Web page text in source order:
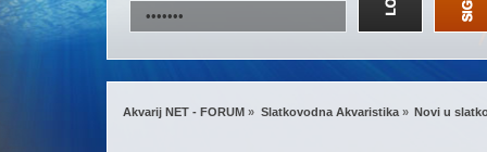
Akvarij NET - FORUM » Slatkovodna Akvaristika» Novi u